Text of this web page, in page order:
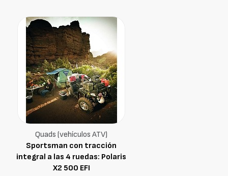
Quads (vehículos ATV)
Sportsman con tracción
integral a las 4 ruedas: Polaris
X2 500 EFI